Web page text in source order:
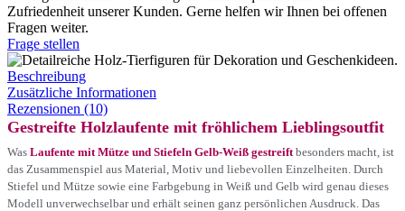
Zufriedenheit unserer Kunden. Gerne helfen wir Ihnen bei offenen
Fragen weiter.
Frage stellen
Beschreibung
Zusätzliche Informationen
Rezensionen (10)
Gestreifte Holzlaufente mit fröhlichem Lieblingsoutfit
Was Laufente mit Mütze und Stiefeln Gelb-Weiß gestreift besonders macht, ist
das Zusammenspiel aus Material, Motiv und liebevollen Einzelheiten. Durch
Stiefel und Mütze sowie eine Farbgebung in Weiß und Gelb wird genau dieses
Modell unverwechselbar und erhält seinen ganz persönlichen Ausdruck. Das